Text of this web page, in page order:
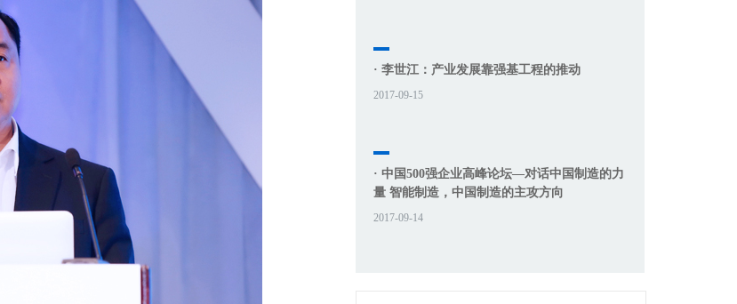
· 李世江：产业发展靠强基工程的推动
2017-09-15
· 中国500强企业高峰论坛—对话中国制造的力
量 智能制造，中国制造的主攻方向
2017-09-14